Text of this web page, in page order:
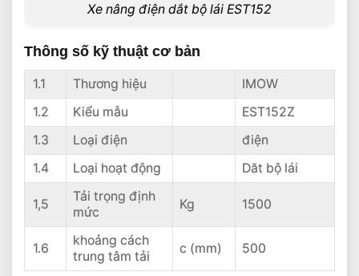
Xe nâng điện dắt bộ lái EST152
Thông số kỹ thuật cơ bản
1.1 Thương hiệu
IMOW
1.2
Kiểu mẫu
EST152Z
1.3
Loại điện
điện
1.4
Loại hoạt động Dăt bộ lái
1,5
Tải trọng định
mức
Kg 1500
1.6
khoảng cách
trung tâm tải
c (mm) 500